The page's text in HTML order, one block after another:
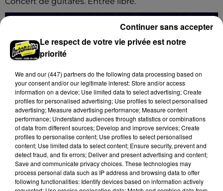
8 août 2026
Le respect de votre vie privée est notre
priorité
We and our (447) partnersdo the following data processing based on
your consent and/or our legitimate interest: Store and/or access
information on a device; Use limited data to select advertising; Create
profiles for personalised advertising; Use profiles to select personalised
advertising; Measure advertising performance; Measure content
performance; Understand audiences through statistics or combinations
of data from different sources; Develop and improve services; Create
profiles to personalise content; Use profiles to select personalised
content; Use limited data to select content; Ensure security, prevent and
detect fraud, and fix errors; Deliver and present advertising and content;
Save and communicate privacy choices. These technologies may
process personal data such as IP address and browsing data to offer
following functionalities: Identify devices based on information actively
Continuer sans accepter